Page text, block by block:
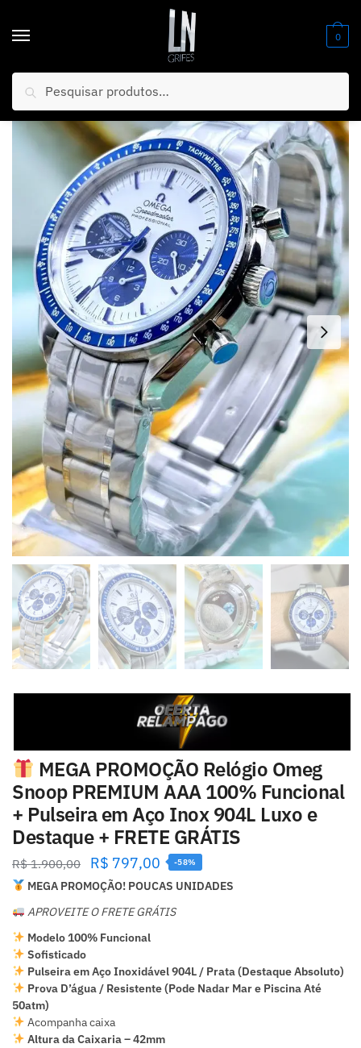
0
Início Relógios / Banhados AAA+ (PREMIUM)
MEGA PROMOÇÃO Relógio Omeg
Snoop PREMIUM AAA 100% Funcional
+ Pulseira em Aço Inox 904L Luxo e
Destaque + FRETE GRÁTIS
R$1.900,00 R$ 797,00 -58%
MEGA PROMOÇÃO! POUCAS UNIDADES
APROVEITE O FRETE GRÁTIS
Modelo 100% Funcional
Sofisticado
Pulseira em Aço Inoxidável 904L / Prata (Destaque Absoluto)
Prova D’água / Resistente (Pode Nadar Mar e Piscina Até
50atm)
Acompanha caixa
Altura da Caixaria – 42mm